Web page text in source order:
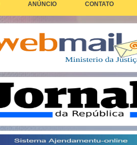
ANÚNCIO CONTATO